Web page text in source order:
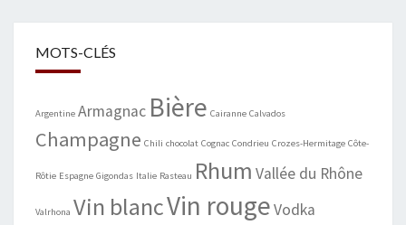
MOTS-CLÉS
Argentine Armagnac Bière Cairanne Calvados
Champagne Chili chocolat Cognac Condrieu Crozes-Hermitage Côte-
Rôtie Espagne Gigondas Italie Rasteau Rhum Vallée du Rhône
Valrhona Vin blancVin rougeVodka